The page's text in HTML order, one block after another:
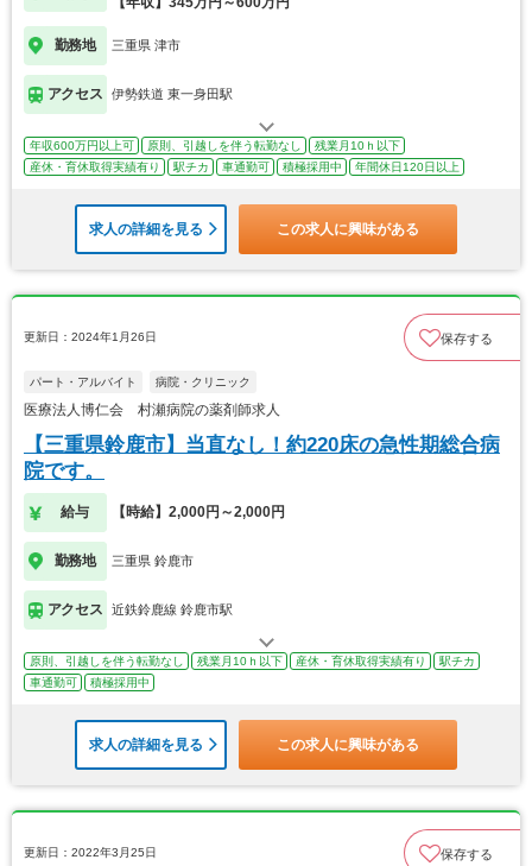
勤務地 三重県 津市
アクセス 伊勢鉄道 東一身田駅
年収600万円以上可 原則、引越しを伴う転勤なし
残業月10ｈ以下
産休・育休取得実績有り
駅チカ 車通勤可 積極採用中 年間休日120日以上
求人の詳細を見る この求人に興味がある
更新日：2024年1月26日 保存する
パート・アルバイト 病院・クリニック
医療法人博仁会 村瀬病院の薬剤師求人
【三重県鈴鹿市】当直なし！約220床の急性期総合病
院です。
給与 【時給】2,000円～2,000円
勤務地 三重県 鈴鹿市
アクセス 近鉄鈴鹿線 鈴鹿市駅
原則、引越しを伴う転勤なし 残業月10ｈ以下 産休・育休取得実績有り
駅チカ
車通勤可
積極採用中
求人の詳細を見る この求人に興味がある
更新日：2022年3月25日 保存する